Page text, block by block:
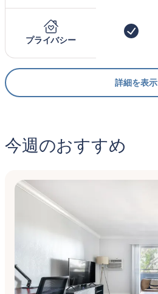
プライバシー
詳細を表示
今週のおすすめ